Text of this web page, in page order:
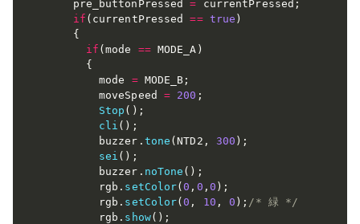
      pre_buttonPressed
= currentPressed ;
if ( currentPressed == true )
{
if (mode == MODE_A )
{
          mode
= MODE_B ;
          moveSpeed
= 200 ;
Stop ( ) ;
cli ( ) ;
          buzzer
. tone (NTD2 , 300 ) ;
sei ( ) ;
          buzzer
. noTone ( ) ;
          rgb
. setColor(0 , 0 , 0 ) ;
          rgb
. setColor(0 , 10 , 0 ) ; /* 緑 */
          rgb
. show( ) ;